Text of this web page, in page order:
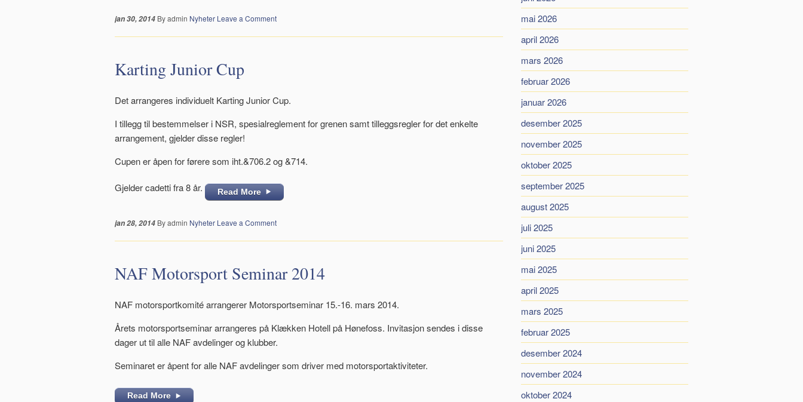
jan 30, 2014 By admin Nyheter Leave a Comment
Karting Junior Cup
Det arrangeres individuelt Karting Junior Cup.
I tillegg til bestemmelser i NSR, spesialreglement for grenen samt tilleggsregler for det enkelte
arrangement, gjelder disse regler!
Cupen er åpen for førere som iht.&706.2 og &714.
Gjelder cadetti fra 8 år. Read More
jan 28, 2014 By admin Nyheter Leave a Comment
NAF Motorsport Seminar 2014
NAF motorsportkomité arrangerer Motorsportseminar 15.-16. mars 2014.
Årets motorsportseminar arrangeres på Klækken Hotell på Hønefoss. Invitasjon sendes i disse
dager ut til alle NAF avdelinger og klubber.
Seminaret er åpent for alle NAF avdelinger som driver med motorsportaktiviteter.
Read More
mai 2026
april 2026
mars 2026
februar 2026
januar 2026
desember 2025
november 2025
oktober 2025
september 2025
august 2025
juli 2025
juni 2025
mai 2025
april 2025
mars 2025
februar 2025
desember 2024
november 2024
oktober 2024